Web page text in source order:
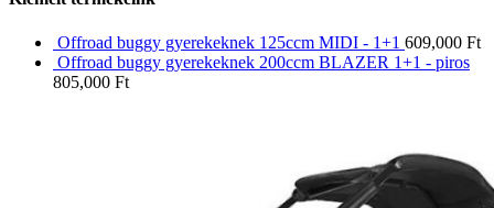
Offroad buggy gyerekeknek 125ccm MIDI - 1+1 609,000 Ft
Offroad buggy gyerekeknek 200ccm BLAZER 1+1 - piros
805,000 Ft